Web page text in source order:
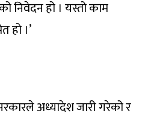
निवेदन हो । यस्तो काम
हो ।’
अध्यादेश जारी गरेको र